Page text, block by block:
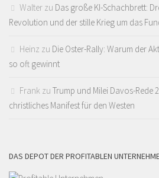
Walter zu Das große KI-Schachbrett:
Revolution und der stille Krieg um das
Heinz zu Die Oster-Rally: Warum der
so oft gewinnt
Frank zu Trump und Milei Davos-Rede
christliches Manifest für den Westen
DAS DEPOT DER PROFITABLEN